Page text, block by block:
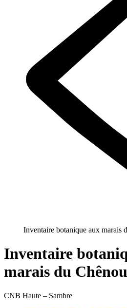
Inventaire botanique aux marais
Inventaire
marais du
CNB Haute – Sambre